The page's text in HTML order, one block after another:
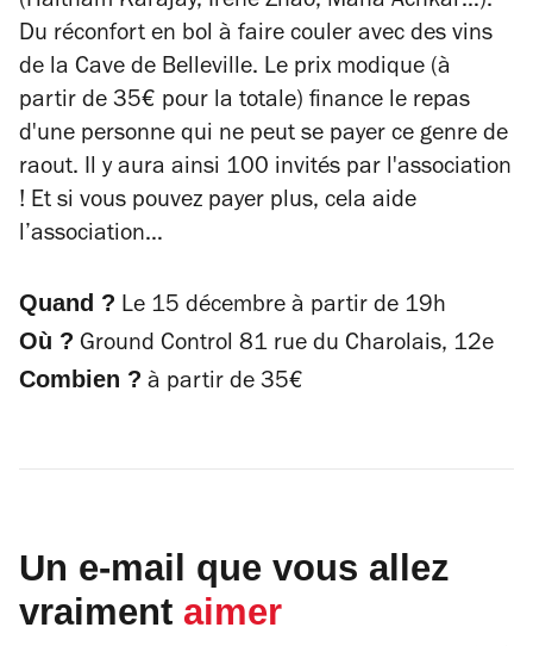
Du réconfort en bol à faire couler avec des vins
de la Cave de Belleville. Le prix modique (à
partir de 35€ pour la totale) finance le repas
d'une personne qui ne peut se payer ce genre de
raout. Il y aura ainsi 100 invités par l'association
! Et si vous pouvez payer plus, cela aide
l’association…
Quand ? Le 15 décembre à partir de 19h
Où ? Ground Control 81 rue du Charolais, 12e
Combien ? à partir de 35€
Un e-mail que vous allez
vraiment aimer